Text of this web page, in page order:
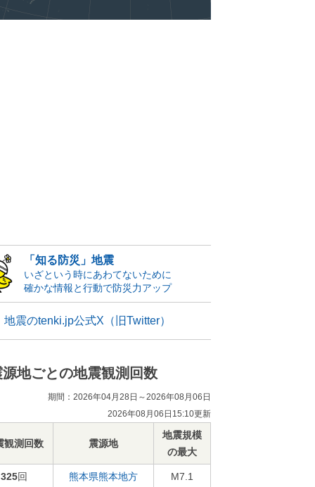
「知る防災」地震
いざという時にあわてないために
確かな情報と行動で防災力アップ
地震のtenki.jp公式X（旧Twitter）
源地ごとの地震観測回数
期間：2026年04月28日～2026年08月06日
2026年08月06日15:10更新
観測回数 震源地
地震規模
の最大
325回 熊本県熊本地方 M7.1